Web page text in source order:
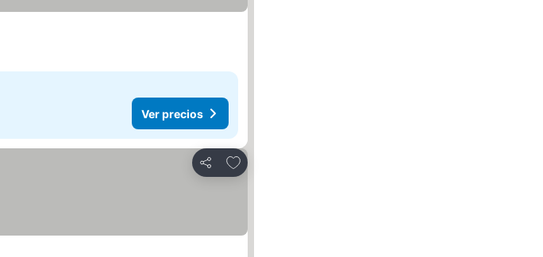
Ver precios
Compartir
Añadir a favoritos